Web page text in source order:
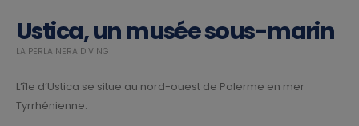
Ustica, un musée sous-marin
LA PERLA NERA DIVING
L’île d’Ustica se situe au nord-ouest de Palerme en mer
Tyrrhénienne.